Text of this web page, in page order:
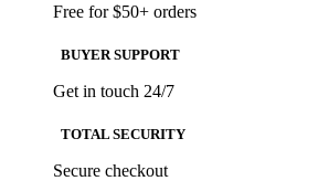
Free for $50+ orders
BUYER SUPPORT
Get in touch 24/7
TOTAL SECURITY
Secure checkout